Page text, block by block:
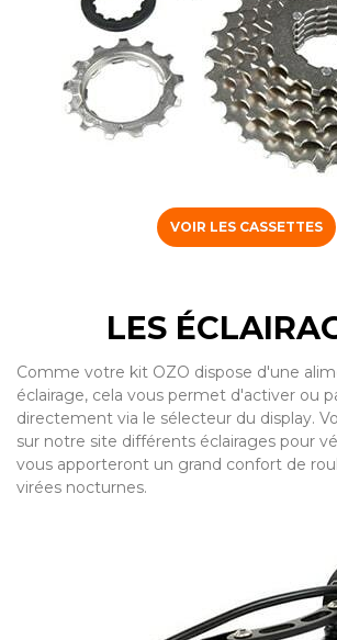
VOIR LES CASSETTES
LES
Comme votre kit OZO dispose d'une
éclairage, cela vous permet d'activer ou
directement via le sélecteur du display.
sur notre site différents éclairages pour
vous apporteront un grand confort de
virées nocturnes.